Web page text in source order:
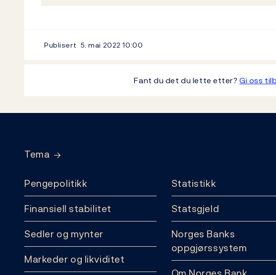
Publisert 5. mai 202210:00
Fant du det du lette etter?Gi oss
Tema
Pengepolitikk
Finansiell stabilitet
Sedler og mynter
Markeder og likviditet
Statistikk
Statsgjeld
Norges Banks
oppgjørssystem